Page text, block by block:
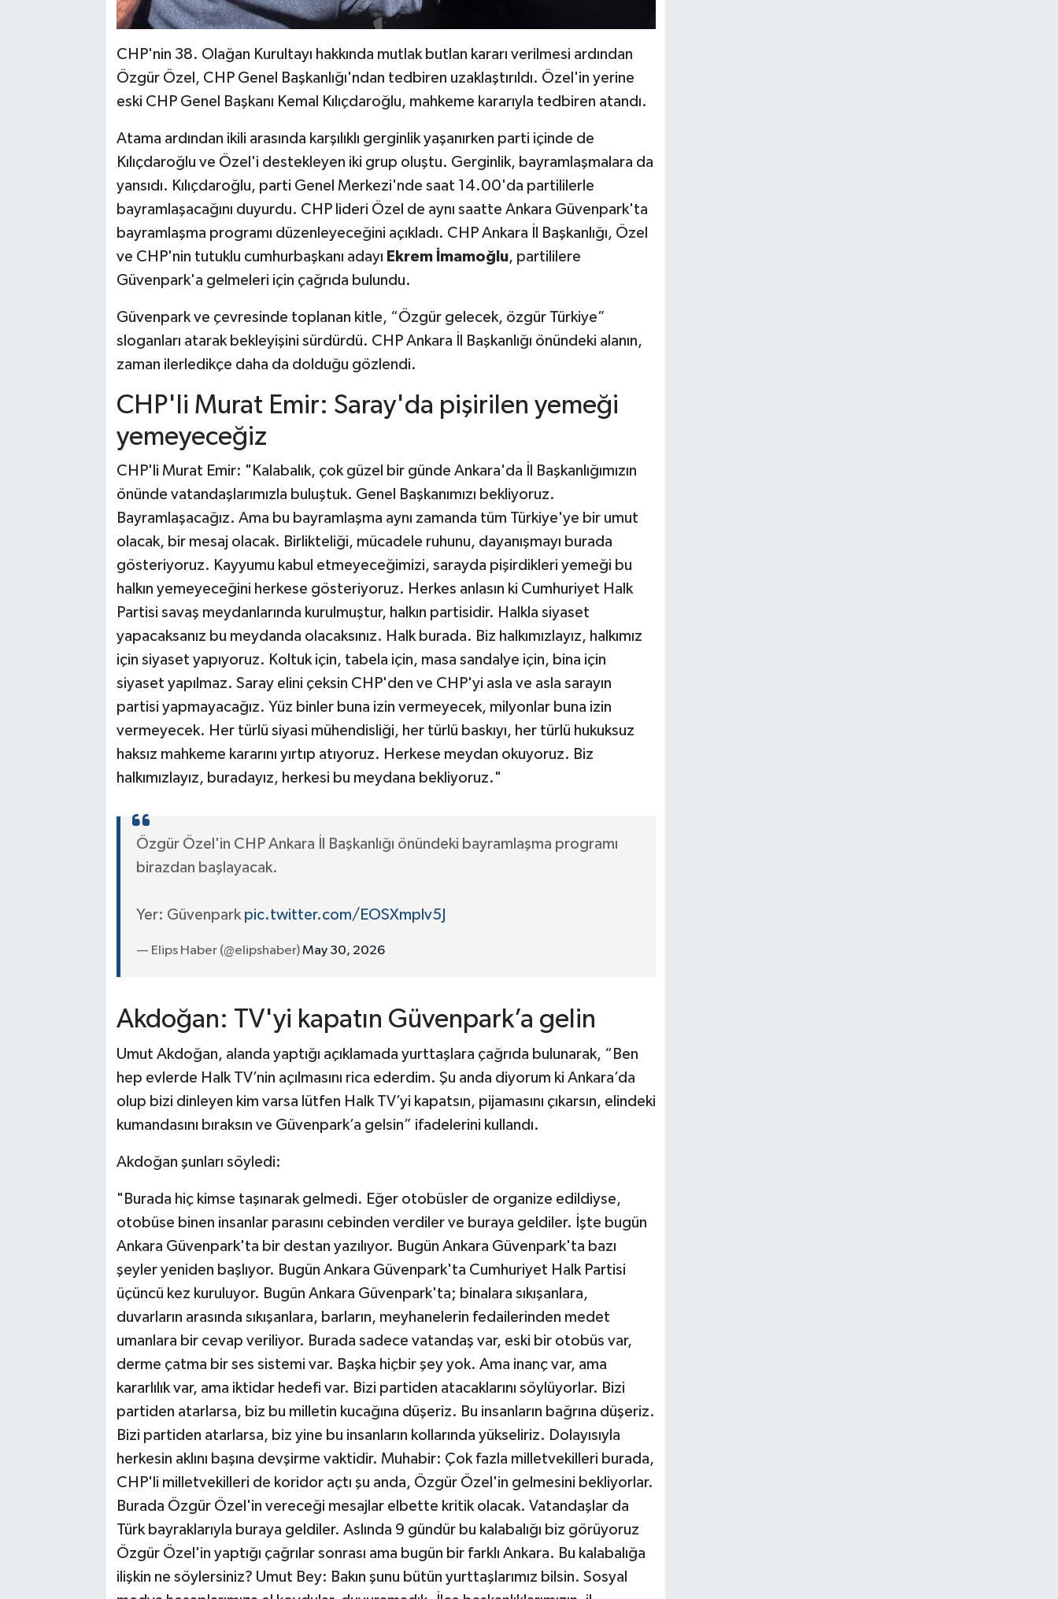
CHP'nin 38. Olağan Kurultayı hakkında mutlak butlan kararı verilmesi ardından
Özgür Özel, CHP Genel Başkanlığı'ndan tedbiren uzaklaştırıldı. Özel'in yerine
eski CHP Genel Başkanı Kemal Kılıçdaroğlu, mahkeme kararıyla tedbiren atandı.
Atama ardından ikili arasında karşılıklı gerginlik yaşanırken parti içinde de
Kılıçdaroğlu ve Özel'i destekleyen iki grup oluştu. Gerginlik, bayramlaşmalara da
yansıdı. Kılıçdaroğlu, parti Genel Merkezi'nde saat 14.00'da partililerle
bayramlaşacağını duyurdu. CHP lideri Özel de aynı saatte Ankara Güvenpark'ta
bayramlaşma programı düzenleyeceğini açıkladı. CHP Ankara İl Başkanlığı, Özel
ve CHP'nin tutuklu cumhurbaşkanı adayı Ekrem İmamoğlu, partililere
Güvenpark'a gelmeleri için çağrıda bulundu.
Güvenpark ve çevresinde toplanan kitle, “Özgür gelecek, özgür Türkiye”
sloganları atarak bekleyişini sürdürdü. CHP Ankara İl Başkanlığı önündeki alanın,
zaman ilerledikçe daha da dolduğu gözlendi.
CHP'li Murat Emir: Saray'da pişirilen yemeği
yemeyeceğiz
CHP'li Murat Emir: "Kalabalık, çok güzel bir günde Ankara'da İl Başkanlığımızın
önünde vatandaşlarımızla buluştuk. Genel Başkanımızı bekliyoruz.
Bayramlaşacağız. Ama bu bayramlaşma aynı zamanda tüm Türkiye'ye bir umut
olacak, bir mesaj olacak. Birlikteliği, mücadele ruhunu, dayanışmayı burada
gösteriyoruz. Kayyumu kabul etmeyeceğimizi, sarayda pişirdikleri yemeği bu
halkın yemeyeceğini herkese gösteriyoruz. Herkes anlasın ki Cumhuriyet Halk
Partisi savaş meydanlarında kurulmuştur, halkın partisidir. Halkla siyaset
yapacaksanız bu meydanda olacaksınız. Halk burada. Biz halkımızlayız, halkımız
için siyaset yapıyoruz. Koltuk için, tabela için, masa sandalye için, bina için
siyaset yapılmaz. Saray elini çeksin CHP'den ve CHP'yi asla ve asla sarayın
partisi yapmayacağız. Yüz binler buna izin vermeyecek, milyonlar buna izin
vermeyecek. Her türlü siyasi mühendisliği, her türlü baskıyı, her türlü hukuksuz
haksız mahkeme kararını yırtıp atıyoruz. Herkese meydan okuyoruz. Biz
halkımızlayız, buradayız, herkesi bu meydana bekliyoruz."
Özgür Özel'in CHP Ankara İl Başkanlığı önündeki bayramlaşma programı
birazdan başlayacak.
Yer: Güvenpark pic.twitter.com/EOSXmplv5J
— Elips Haber (@elipshaber)May 30, 2026
Akdoğan: TV'yi kapatın Güvenpark’a gelin
Umut Akdoğan, alanda yaptığı açıklamada yurttaşlara çağrıda bulunarak, “Ben
hep evlerde Halk TV’nin açılmasını rica ederdim. Şu anda diyorum ki Ankara’da
olup bizi dinleyen kim varsa lütfen Halk TV’yi kapatsın, pijamasını çıkarsın, elindeki
kumandasını bıraksın ve Güvenpark’a gelsin” ifadelerini kullandı.
Akdoğan şunları söyledi:
"Burada hiç kimse taşınarak gelmedi. Eğer otobüsler de organize edildiyse,
otobüse binen insanlar parasını cebinden verdiler ve buraya geldiler. İşte bugün
Ankara Güvenpark'ta bir destan yazılıyor. Bugün Ankara Güvenpark'ta bazı
şeyler yeniden başlıyor. Bugün Ankara Güvenpark'ta Cumhuriyet Halk Partisi
üçüncü kez kuruluyor. Bugün Ankara Güvenpark'ta; binalara sıkışanlara,
duvarların arasında sıkışanlara, barların, meyhanelerin fedailerinden medet
umanlara bir cevap veriliyor. Burada sadece vatandaş var, eski bir otobüs var,
derme çatma bir ses sistemi var. Başka hiçbir şey yok. Ama inanç var, ama
kararlılık var, ama iktidar hedefi var. Bizi partiden atacaklarını söylüyorlar. Bizi
partiden atarlarsa, biz bu milletin kucağına düşeriz. Bu insanların bağrına düşeriz.
Bizi partiden atarlarsa, biz yine bu insanların kollarında yükseliriz. Dolayısıyla
herkesin aklını başına devşirme vaktidir. Muhabir: Çok fazla milletvekilleri burada,
CHP'li milletvekilleri de koridor açtı şu anda, Özgür Özel'in gelmesini bekliyorlar.
Burada Özgür Özel'in vereceği mesajlar elbette kritik olacak. Vatandaşlar da
Türk bayraklarıyla buraya geldiler. Aslında 9 gündür bu kalabalığı biz görüyoruz
Özgür Özel'in yaptığı çağrılar sonrası ama bugün bir farklı Ankara. Bu kalabalığa
ilişkin ne söylersiniz? Umut Bey: Bakın şunu bütün yurttaşlarımız bilsin. Sosyal